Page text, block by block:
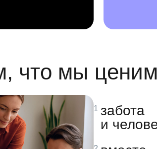
что мы ценим
забота
и